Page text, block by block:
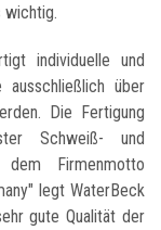
individuelle und
ausschließlich über
Die Fertigung
Schweiß- und
dem Firmenmotto
legt WaterBeck
gute Qualität der